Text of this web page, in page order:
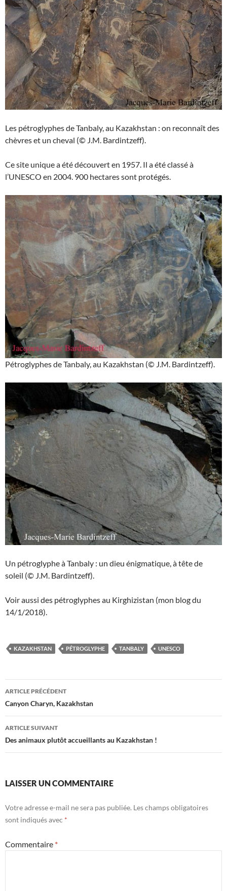
Les pétroglyphes de Tanbaly, au Kazakhstan : on reconnaît des
chèvres et un cheval (© J.M. Bardintzeff).
Ce site unique a été découvert en 1957. Il a été classé à
l’UNESCO en 2004. 900 hectares sont protégés.
Pétroglyphes de Tanbaly, au Kazakhstan (© J.M. Bardintzeff).
Un pétroglyphe à Tanbaly : un dieu énigmatique, à tête de
soleil (© J.M. Bardintzeff).
Voir aussi des pétroglyphes au Kirghizistan (mon blog du
14/1/2018).
KAZAKHSTAN PÉTROGLYPHE TANBALY UNESCO
Navigation
des
articles
ARTICLE PRÉCÉDENT
Canyon Charyn, Kazakhstan
ARTICLE SUIVANT
Des animaux plutôt accueillants au Kazakhstan !
LAISSER UN COMMENTAIRE
Votre adresse e-mail ne sera pas publiée. Les champs obligatoires
sont indiqués avec *
Commentaire *